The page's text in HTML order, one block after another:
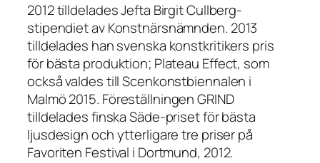
2012 tilldelades Jefta Birgit Cullberg-
stipendiet av Konstnärsnämnden. 2013
tilldelades han svenska konstkritikers pris
för bästa produktion; Plateau Effect, som
också valdes till Scenkonstbiennalen i
Malmö 2015. Föreställningen GRIND
tilldelades finska Säde-priset för bästa
ljusdesign och ytterligare tre priser på
Favoriten Festival i Dortmund, 2012.